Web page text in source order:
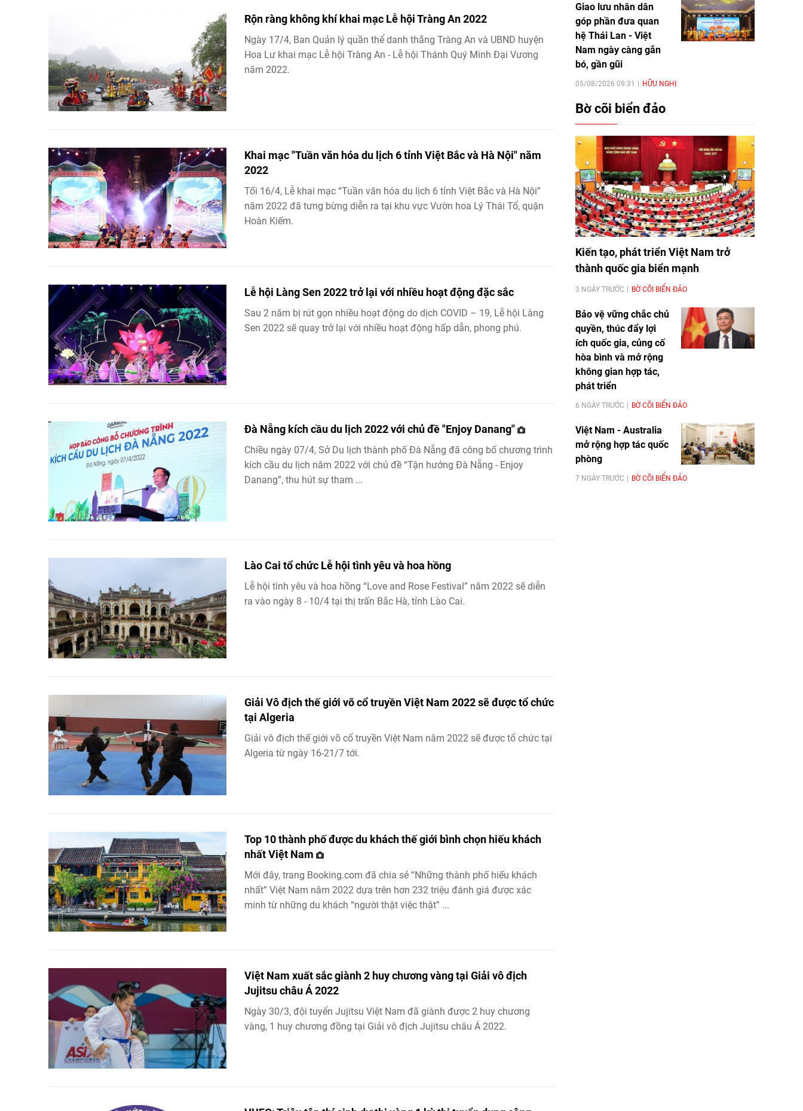
Rộn ràng không khí khai mạc Lễ hội Tràng An 2022
Ngày 17/4, Ban Quản lý quần thể danh thắng Tràng An và UBND huyện
Hoa Lư khai mạc Lễ hội Tràng An - Lễ hội Thánh Quý Minh Đại Vương
năm 2022.
Khai mạc "Tuần văn hóa du lịch 6 tỉnh Việt Bắc và Hà Nội" năm
2022
Tối 16/4, Lễ khai mạc “Tuần văn hóa du lịch 6 tỉnh Việt Bắc và Hà Nội”
năm 2022 đã tưng bừng diễn ra tại khu vực Vườn hoa Lý Thái Tổ, quận
Hoàn Kiếm.
Lễ hội Làng Sen 2022 trở lại với nhiều hoạt động đặc sắc
Sau 2 năm bị rút gọn nhiều hoạt động do dịch COVID – 19, Lễ hội Làng
Sen 2022 sẽ quay trở lại với nhiều hoạt động hấp dẫn, phong phú.
Đà Nẵng kích cầu du lịch 2022 với chủ đề "Enjoy Danang"
Chiều ngày 07/4, Sở Du lịch thành phố Đà Nẵng đã công bố chương trình
kích cầu du lịch năm 2022 với chủ đề “Tận hưởng Đà Nẵng - Enjoy
Danang”, thu hút sự tham ...
Lào Cai tổ chức Lễ hội tình yêu và hoa hồng
Lễ hội tình yêu và hoa hồng “Love and Rose Festival” năm 2022 sẽ diễn
ra vào ngày 8 - 10/4 tại thị trấn Bắc Hà, tỉnh Lào Cai.
Giải Vô địch thế giới võ cổ truyền Việt Nam 2022 sẽ được tổ chức
tại Algeria
Giải vô địch thế giới võ cổ truyền Việt Nam năm 2022 sẽ được tổ chức tại
Algeria từ ngày 16-21/7 tới.
Top 10 thành phố được du khách thế giới bình chọn hiếu khách
nhất Việt Nam
Mới đây, trang Booking.com đã chia sẻ “Những thành phố hiếu khách
nhất” Việt Nam năm 2022 dựa trên hơn 232 triệu đánh giá được xác
minh từ những du khách “người thật việc thật” ...
Việt Nam xuất sắc giành 2 huy chương vàng tại Giải vô địch
Jujitsu châu Á 2022
Ngày 30/3, đội tuyển Jujitsu Việt Nam đã giành được 2 huy chương
vàng, 1 huy chương đồng tại Giải vô địch Jujitsu châu Á 2022.
Giao lưu nhân dân
góp phần đưa quan
hệ Thái Lan - Việt
Nam ngày càng gắn
bó, gần gũi
05/08/2026 09:31 HỮU NGHỊ
Bờ cõi biển đảo
Kiến tạo, phát triển Việt Nam trở
thành quốc gia biển mạnh
3 NGÀY TRƯỚC BỜ CÕI BIỂN ĐẢO
Bảo vệ vững chắc chủ
quyền, thúc đẩy lợi
ích quốc gia, củng cố
hòa bình và mở rộng
không gian hợp tác,
phát triển
6 NGÀY TRƯỚC BỜ CÕI BIỂN ĐẢO
Việt Nam - Australia
mở rộng hợp tác quốc
phòng
7 NGÀY TRƯỚC BỜ CÕI BIỂN ĐẢO